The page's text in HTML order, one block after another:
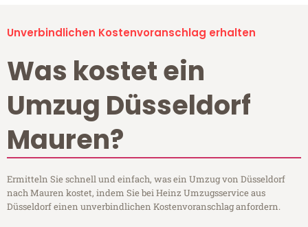
Unverbindlichen Kostenvoranschlag erhalten
Was kostet ein
Umzug Düsseldorf
Mauren?
Ermitteln Sie schnell und einfach, was ein Umzug von Düsseldorf
nach Mauren kostet, indem Sie bei Heinz Umzugsservice aus
Düsseldorf einen unverbindlichen Kostenvoranschlag anfordern.